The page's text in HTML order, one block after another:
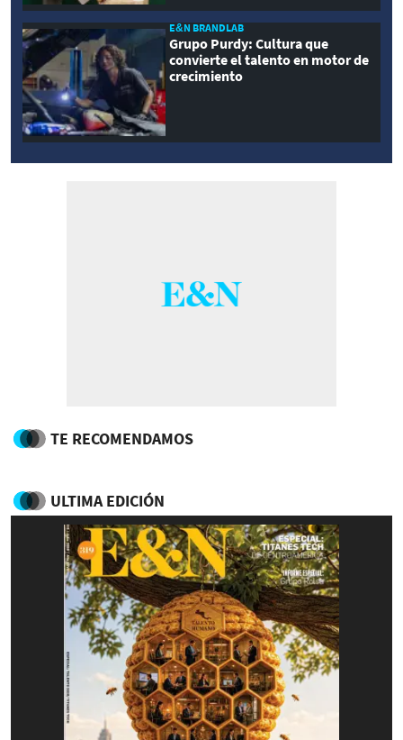
E&N BRANDLAB
Grupo Purdy: Cultura que
convierte el talento en motor de
crecimiento
TE RECOMENDAMOS
ULTIMA EDICIÓN